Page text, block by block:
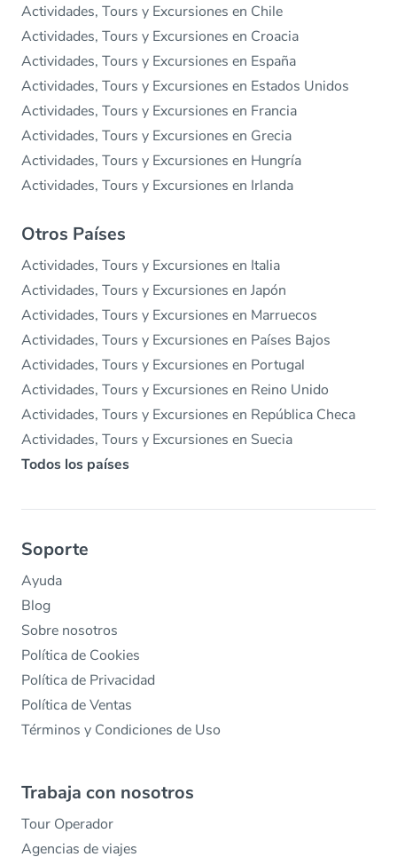
Actividades, Tours y Excursiones en Chile
Actividades, Tours y Excursiones en Croacia
Actividades, Tours y Excursiones en España
Actividades, Tours y Excursiones en Estados Unidos
Actividades, Tours y Excursiones en Francia
Actividades, Tours y Excursiones en Grecia
Actividades, Tours y Excursiones en Hungría
Actividades, Tours y Excursiones en Irlanda
Otros Países
Actividades, Tours y Excursiones en Italia
Actividades, Tours y Excursiones en Japón
Actividades, Tours y Excursiones en Marruecos
Actividades, Tours y Excursiones en Países Bajos
Actividades, Tours y Excursiones en Portugal
Actividades, Tours y Excursiones en Reino Unido
Actividades, Tours y Excursiones en República Checa
Actividades, Tours y Excursiones en Suecia
Todos los países
Soporte
Ayuda
Blog
Sobre nosotros
Política de Cookies
Política de Privacidad
Política de Ventas
Términos y Condiciones de Uso
Trabaja con nosotros
Tour Operador
Agencias de viajes